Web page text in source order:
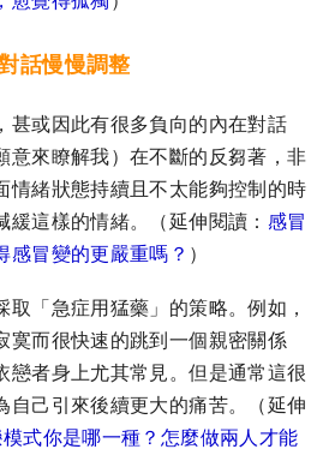
話慢慢調整
甚或因此有很多負向的內在對話
意來瞭解我）在不斷的反芻著，非
情緒狀態持續且不太能夠控制的時
這樣的情緒。
（延伸閱讀： 感冒
感冒變的更嚴重嗎？ ）
取「急症用猛藥」的策略。例如，
寞而很快速的跳到一個親密關係
戀者身上尤其常見。但是通常這很
己引來後續更大的痛苦。
（延伸
式你是哪一種？怎麼做兩人才能